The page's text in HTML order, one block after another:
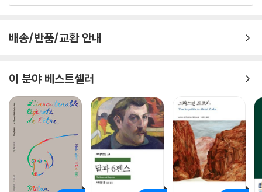
배송/반품/교환 안내
이 분야 베스트셀러